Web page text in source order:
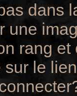
dans
une
rang
sur le